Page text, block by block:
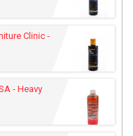
Clinic -
- Heavy